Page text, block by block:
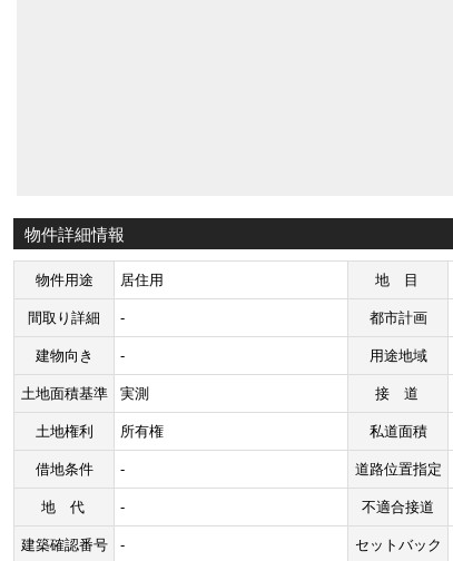
物件詳細情報
物件用途 居住用 地目
間取り詳細 - 都市計画
建物向き - 用途地域
土地面積基準 実測 接道
土地権利 所有権 私道面積
借地条件 - 道路位置指定
地代 - 不適合接道
建築確認番号 - セットバック